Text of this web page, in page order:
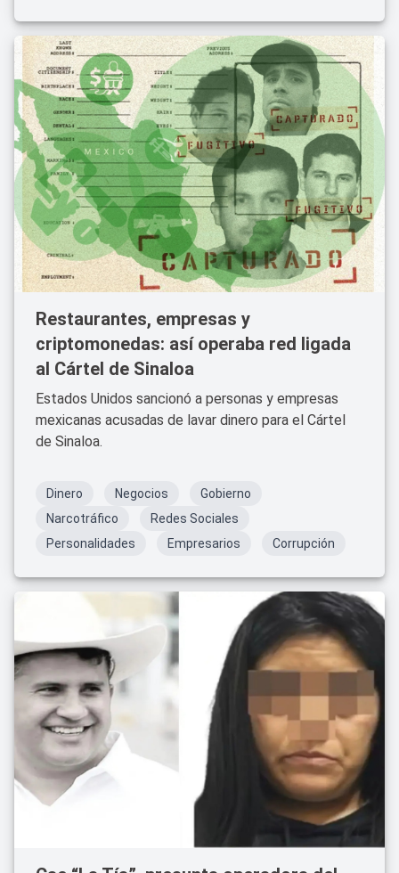
Restaurantes, empresas y
criptomonedas: así operaba red ligada
al Cártel de Sinaloa
Estados Unidos sancionó a personas y empresas
mexicanas acusadas de lavar dinero para el Cártel
de Sinaloa.
Dinero Negocios
Gobierno
Narcotráfico
Redes Sociales
Personalidades
Empresarios Corrupción